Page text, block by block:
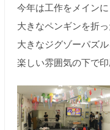
今年は工作をメインに
大きなペンギンを折っ
大きなジグゾーパズル
楽しい雰囲気の下で